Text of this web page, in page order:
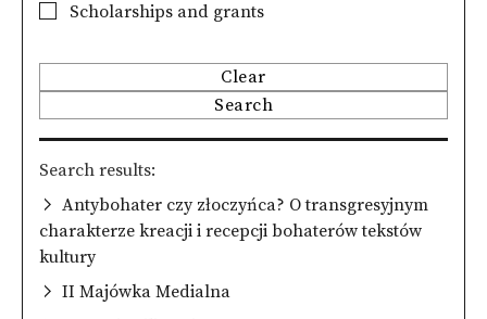
Scholarships and grants
Clear
Search
Search results
Antybohater czy złoczyńca? O transgresyjnym
charakterze kreacji i recepcji bohaterów tekstów
kultury
II Majówka Medialna